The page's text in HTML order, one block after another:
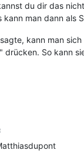
du dir das
kann man dann als
kann man
drücken. So kann